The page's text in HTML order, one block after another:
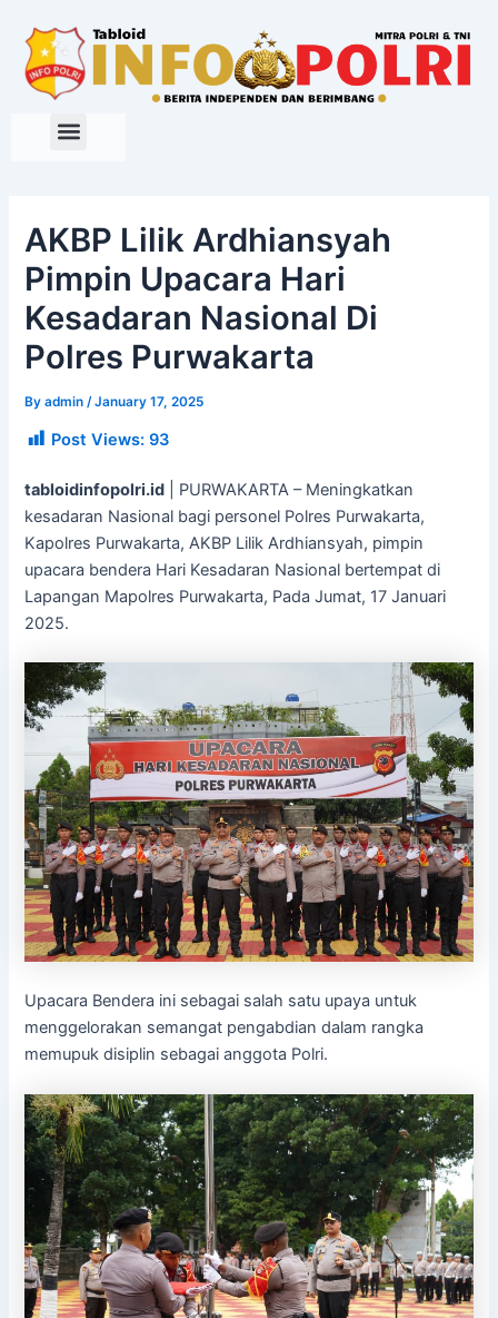
content
AKBP Lilik Ardhiansyah
Pimpin Upacara Hari
Kesadaran Nasional Di
Polres Purwakarta
Byadmin/January 17, 2025
Post Views: 93
tabloidinfopolri.id | PURWAKARTA – Meningkatkan
kesadaran Nasional bagi personel Polres Purwakarta,
Kapolres Purwakarta, AKBP Lilik Ardhiansyah, pimpin
upacara bendera Hari Kesadaran Nasional bertempat di
Lapangan Mapolres Purwakarta, Pada Jumat, 17 Januari
2025.
Upacara Bendera ini sebagai salah satu upaya untuk
menggelorakan semangat pengabdian dalam rangka
memupuk disiplin sebagai anggota Polri.